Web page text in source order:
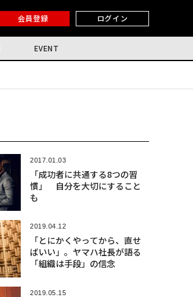
会員登録 ログイン
EVENT
2017.01.03
「成功者に共通する8つの習
慣」 自分を大切にすること
も
2019.04.12
「とにかくやってから、直せ
ばいい」。ヤマハ社長が語る
「組織は手段」の信念
2019.05.15